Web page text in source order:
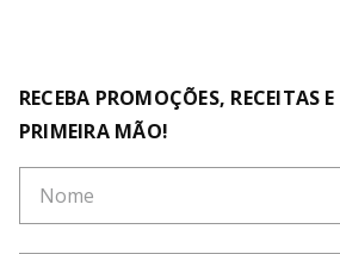
RECEBA PROMOÇÕES, RECEITAS
PRIMEIRA MÃO!